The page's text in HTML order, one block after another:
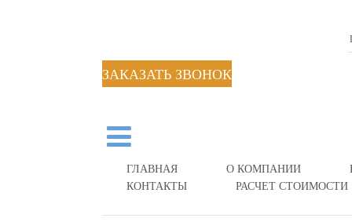
ЗАКАЗАТЬ ЗВОНОК
ГЛАВНАЯ О КОМПАНИИ
КОНТАКТЫ
РАСЧЕТ СТОИМОСТИ